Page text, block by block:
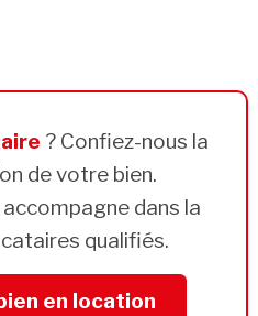
? Confiez-nous la
de votre bien.
dans la
qualifiés.
en location